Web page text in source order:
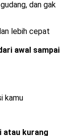
dan gak
lebih cepat
awal sampai
kamu
atau kurang